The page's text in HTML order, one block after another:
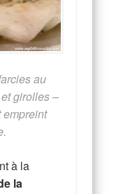
au
girolles –
empreint
à la
la